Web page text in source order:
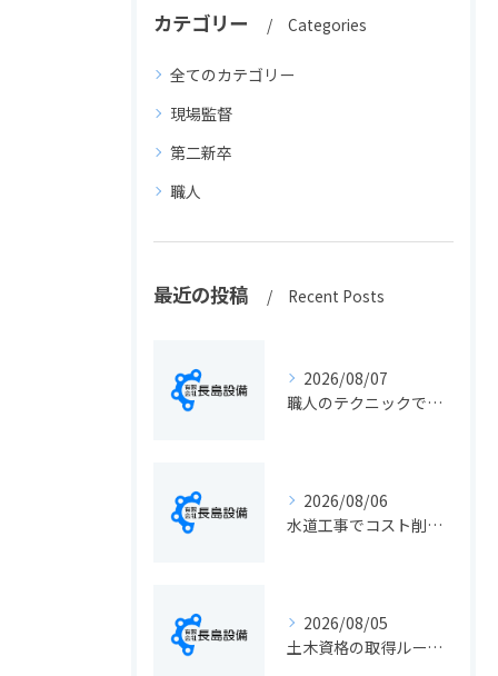
カテゴリー Categories
全てのカテゴリー
現場監督
第二新卒
職人
最近の投稿 Recent Posts
2026/08/07
職人のテクニックで出会う静岡県静岡市の伝統工芸と学びの魅力徹底解説
2026/08/06
水道工事でコスト削減を実現する静岡県静岡市の手続きと費用見直しポイント
2026/08/05
土木資格の取得ルートや静岡県静岡市でのキャリアアップ戦略を現実的に解説